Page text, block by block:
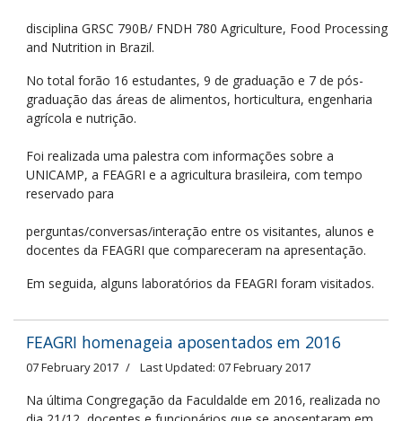
disciplina GRSC 790B/ FNDH 780 Agriculture, Food Processing
and Nutrition in Brazil.
No total forão 16 estudantes, 9 de graduação e 7 de pós-
graduação das áreas de alimentos, horticultura, engenharia
agrícola e nutrição.
Foi realizada uma palestra com informações sobre a
UNICAMP, a FEAGRI e a agricultura brasileira, com tempo
reservado para
perguntas/conversas/interação entre os visitantes, alunos e
docentes da FEAGRI que compareceram na apresentação.
Em seguida, alguns laboratórios da FEAGRI foram visitados.
FEAGRI homenageia aposentados em 2016
07 February 2017 Last Updated: 07 February 2017
Na última Congregação da Faculdalde em 2016, realizada no